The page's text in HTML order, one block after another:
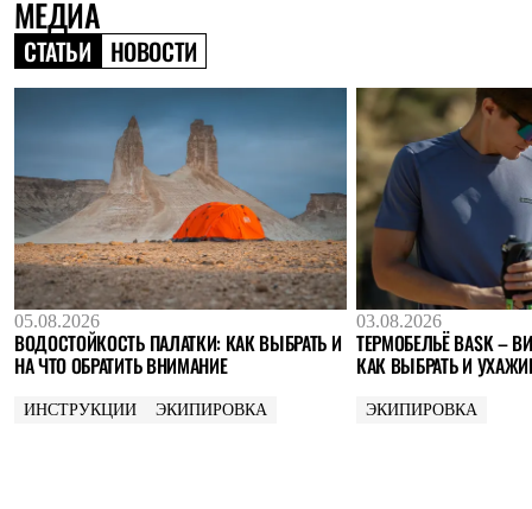
Где купить
МЕДИА
СТАТЬИ НОВОСТИ
05.08.2026
ВОДОСТОЙКОСТЬ ПАЛАТКИ: КАК ВЫБРАТЬ И
НА ЧТО ОБРАТИТЬ ВНИМАНИЕ
ИНСТРУКЦИИ ЭКИПИРОВКА
03.08.2026
ТЕРМОБЕЛЬЁ BASK –
КАК ВЫБРАТЬ И
ЭКИПИРОВКА